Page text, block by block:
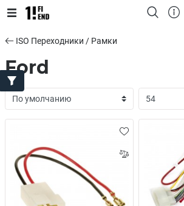
ISO Переходники / Рамки
Ford